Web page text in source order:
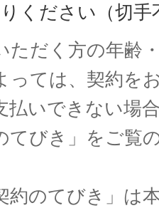
ください（切手
ただく方の年齢
っては、契約を
払いできない場
てびき」をご覧
約のてびき」は